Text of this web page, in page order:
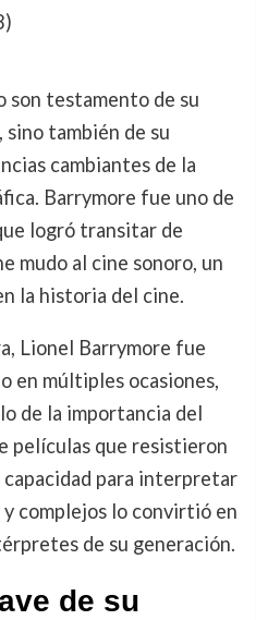
son testamento de su
sino también de su
cambiantes de la
Barrymore fue uno de
logró transitar de
mudo al cine sonoro, un
la historia del cine.
Lionel Barrymore fue
en múltiples ocasiones,
de la importancia del
películas que resistieron
capacidad para interpretar
complejos lo convirtió en
de su generación.
de su